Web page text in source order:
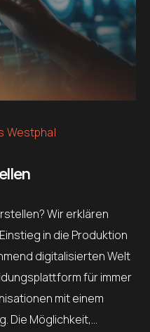
Westphal
Wir erklären
in die Produktion
digitalisierten Welt
für immer
mit einem
Die Möglichkeit,…